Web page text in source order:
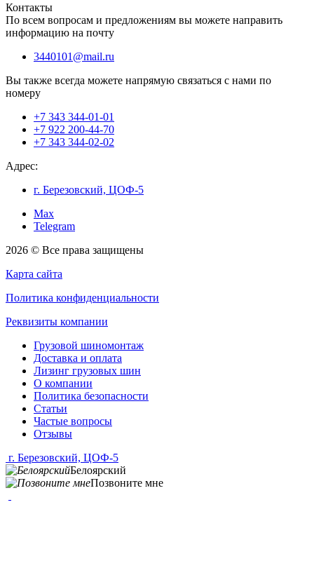
Контакты
По всем вопросам и предложениям вы можете направить
информацию на почту
3440101@mail.ru
Вы также всегда можете напрямую связаться с нами по
номеру
+7 343 344-01-01
+7 922 200-44-70
+7 343 344-02-02
Адрес:
г. Березовский, ЦОФ-5
Max
Telegram
2026 © Все права защищены
Карта сайта
Политика конфиденциальности
Реквизиты компании
Грузовой шиномонтаж
Доставка и оплата
Лизинг грузовых шин
О компании
Политика безопасности
Статьи
Частые вопросы
Отзывы
г. Березовский, ЦОФ-5
Белоярский
Позвоните мне